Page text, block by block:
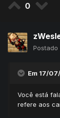
0
Postado
Em 17/
Você está
refere aos